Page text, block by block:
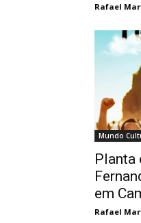
Rafael
Mundo
Planta
em
Rafael